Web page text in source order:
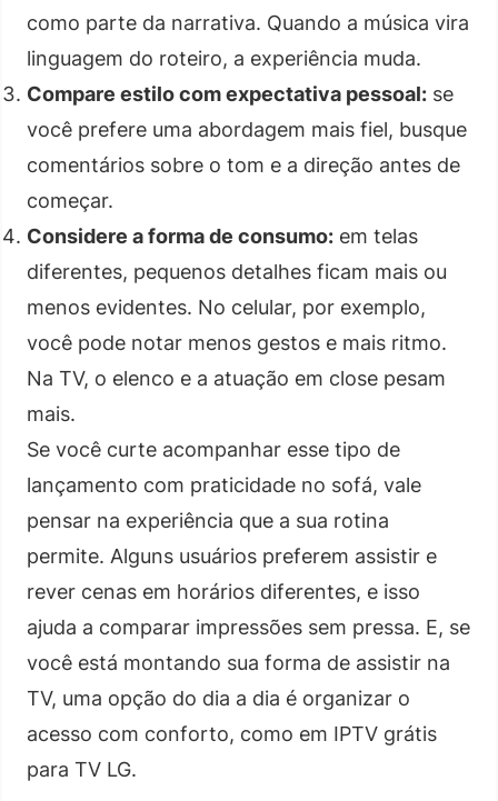
como parte da narrativa. Quando a música vira
linguagem do roteiro, a experiência muda.
Compare estilo com expectativa pessoal: se
você prefere uma abordagem mais fiel, busque
comentários sobre o tom e a direção antes de
começar.
Considere a forma de consumo: em telas
diferentes, pequenos detalhes ficam mais ou
menos evidentes. No celular, por exemplo,
você pode notar menos gestos e mais ritmo.
Na TV, o elenco e a atuação em close pesam
mais.
Se você curte acompanhar esse tipo de
lançamento com praticidade no sofá, vale
pensar na experiência que a sua rotina
permite. Alguns usuários preferem assistir e
rever cenas em horários diferentes, e isso
ajuda a comparar impressões sem pressa. E, se
você está montando sua forma de assistir na
TV, uma opção do dia a dia é organizar o
acesso com conforto, como em IPTV grátis
para TV LG.